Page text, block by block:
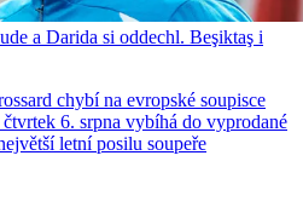
a Darida si oddechl. Beşiktaş i
chybí na evropské soupisce
6. srpna vybíhá do vyprodané
letní posilu soupeře